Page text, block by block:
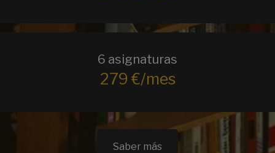
6 asignaturas
279 €/mes
Saber más